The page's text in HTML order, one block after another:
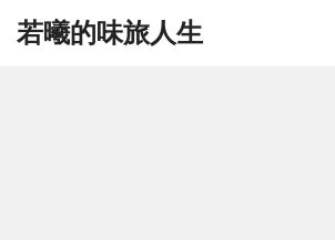
若曦的味旅人生